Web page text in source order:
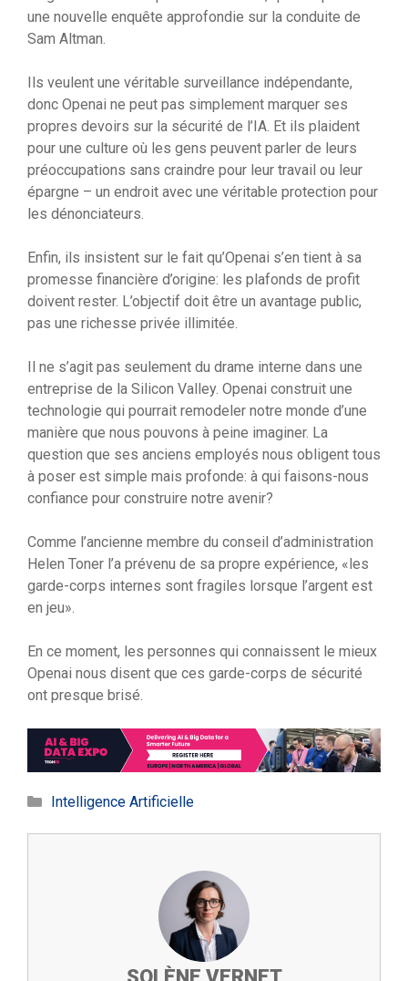
une nouvelle enquête approfondie sur la conduite de
Sam Altman.
Ils veulent une véritable surveillance indépendante,
donc Openai ne peut pas simplement marquer ses
propres devoirs sur la sécurité de l’IA. Et ils plaident
pour une culture où les gens peuvent parler de leurs
préoccupations sans craindre pour leur travail ou leur
épargne – un endroit avec une véritable protection pour
les dénonciateurs.
Enfin, ils insistent sur le fait qu’Openai s’en tient à sa
promesse financière d’origine: les plafonds de profit
doivent rester. L’objectif doit être un avantage public,
pas une richesse privée illimitée.
Il ne s’agit pas seulement du drame interne dans une
entreprise de la Silicon Valley. Openai construit une
technologie qui pourrait remodeler notre monde d’une
manière que nous pouvons à peine imaginer. La
question que ses anciens employés nous obligent tous
à poser est simple mais profonde: à qui faisons-nous
confiance pour construire notre avenir?
Comme l’ancienne membre du conseil d’administration
Helen Toner l’a prévenu de sa propre expérience, «les
garde-corps internes sont fragiles lorsque l’argent est
en jeu».
En ce moment, les personnes qui connaissent le mieux
Openai nous disent que ces garde-corps de sécurité
ont presque brisé.
Catégories
Intelligence Artificielle